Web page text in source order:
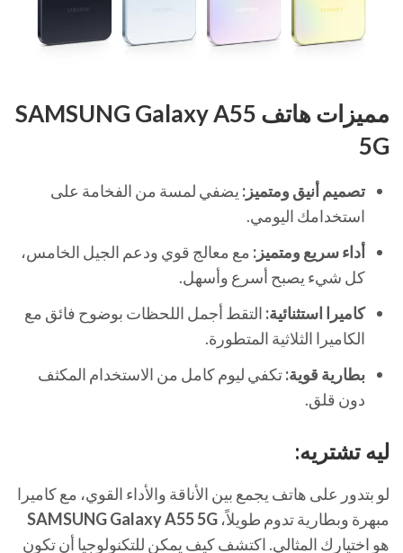
مميزات هاتف SAMSUNG Galaxy A55
5G
تصميم أنيق ومتميز: يضفي لمسة من الفخامة على
استخدامك اليومي.
أداء سريع ومتميز: مع معالج قوي ودعم الجيل الخامس،
كل شيء يصبح أسرع وأسهل.
كاميرا استثنائية: التقط أجمل اللحظات بوضوح فائق مع
الكاميرا الثلاثية المتطورة.
بطارية قوية:تكفي ليوم كامل من الاستخدام المكثف
دون قلق.
ليه تشتريه:
لو بتدور على هاتف يجمع بين الأناقة والأداء القوي، مع كاميرا
مبهرة وبطارية تدوم طويلاً، SAMSUNG Galaxy A55 5G
هو اختيارك المثالي. اكتشف كيف يمكن للتكنولوجيا أن تكون